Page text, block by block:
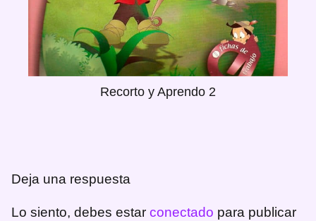
Recorto y Aprendo 2
Deja una respuesta
Lo siento, debes estar conectado para publicar